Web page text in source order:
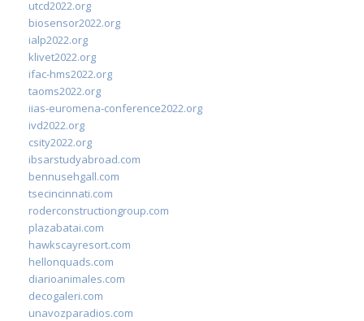
utcd2022.org
biosensor2022.org
ialp2022.org
klivet2022.org
ifac-hms2022.org
taoms2022.org
iias-euromena-conference2022.org
ivd2022.org
csity2022.org
ibsarstudyabroad.com
bennusehgall.com
tsecincinnati.com
roderconstructiongroup.com
plazabatai.com
hawkscayresort.com
hellonquads.com
diarioanimales.com
decogaleri.com
unavozparadios.com